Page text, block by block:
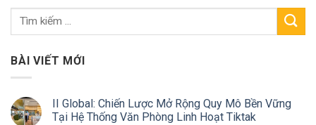
BÀI VIẾT MỚI
II Global: Chiến Lược Mở Rộng Quy Mô Bền Vững
Tại Hệ Thống Văn Phòng Linh Hoạt Tiktak